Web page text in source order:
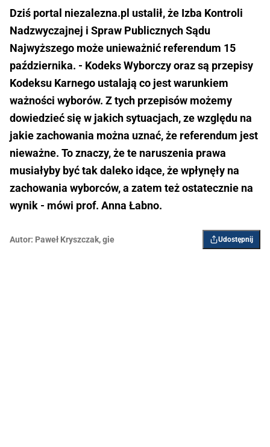
Dziś portal niezalezna.pl ustalił, że Izba Kontroli
Nadzwyczajnej i Spraw Publicznych Sądu
Najwyższego może unieważnić referendum 15
października. - Kodeks Wyborczy oraz są przepisy
Kodeksu Karnego ustalają co jest warunkiem
ważności wyborów. Z tych przepisów możemy
dowiedzieć się w jakich sytuacjach, ze względu na
jakie zachowania można uznać, że referendum jest
nieważne. To znaczy, że te naruszenia prawa
musiałyby być tak daleko idące, że wpłynęły na
zachowania wyborców, a zatem też ostatecznie na
wynik - mówi prof. Anna Łabno.
Autor: Paweł Kryszczak,gie Udostępnij